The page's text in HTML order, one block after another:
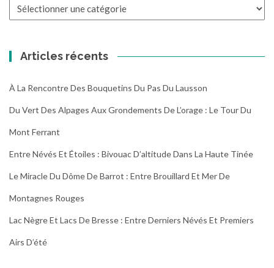
Articles récents
À La Rencontre Des Bouquetins Du Pas Du Lausson
Du Vert Des Alpages Aux Grondements De L’orage : Le Tour Du
Mont Ferrant
Entre Névés Et Étoiles : Bivouac D’altitude Dans La Haute Tinée
Le Miracle Du Dôme De Barrot : Entre Brouillard Et Mer De
Montagnes Rouges
Lac Nègre Et Lacs De Bresse : Entre Derniers Névés Et Premiers
Airs D’été